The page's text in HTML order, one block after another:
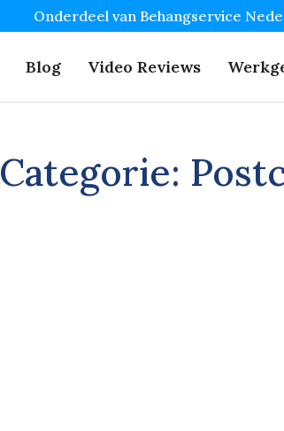
Onderdeel van Behangservice
Blog Video Reviews
Categorie: